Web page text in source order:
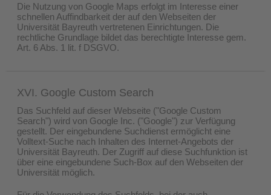
Die Nutzung von Google Maps erfolgt im Interesse einer
schnellen Auffindbarkeit der auf den Webseiten der
Universität Bayreuth vertretenen Einrichtungen. Die
rechtliche Grundlage bildet das berechtigte Interesse gem.
Art. 6 Abs. 1 lit. f DSGVO.
XVI. Google Custom Search
Das Suchfeld auf dieser Webseite ("Google Custom
Search") wird von Google Inc. ("Google") zur Verfügung
gestellt. Der eingebundene Suchdienst ermöglicht eine
Volltext-Suche nach Inhalten des Internet-Angebots der
Universität Bayreuth. Der Zugriff auf diese Suchfunktion ist
über eine eingebundene Such-Box auf den Webseiten der
Universität möglich.